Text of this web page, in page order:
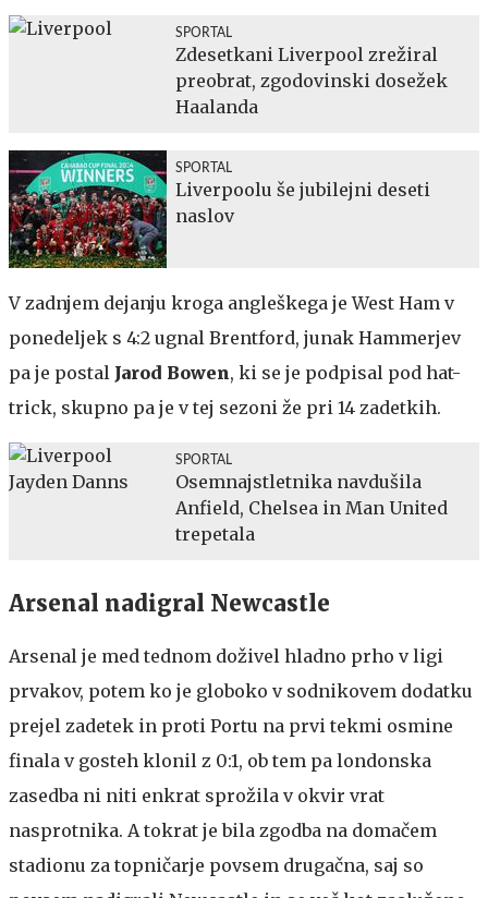
SPORTAL
Zdesetkani Liverpool zrežiral
preobrat, zgodovinski dosežek
Haalanda
SPORTAL
Liverpoolu še jubilejni deseti
naslov
V zadnjem dejanju kroga angleškega je West Ham v
ponedeljek s 4:2 ugnal Brentford, junak Hammerjev
pa je postal Jarod Bowen, ki se je podpisal pod hat-
trick, skupno pa je v tej sezoni že pri 14 zadetkih.
SPORTAL
Osemnajstletnika navdušila
Anfield, Chelsea in Man United
trepetala
Arsenal nadigral Newcastle
Arsenal je med tednom doživel hladno prho v ligi
prvakov, potem ko je globoko v sodnikovem dodatku
prejel zadetek in proti Portu na prvi tekmi osmine
finala v gosteh klonil z 0:1, ob tem pa londonska
zasedba ni niti enkrat sprožila v okvir vrat
nasprotnika. A tokrat je bila zgodba na domačem
stadionu za topničarje povsem drugačna, saj so